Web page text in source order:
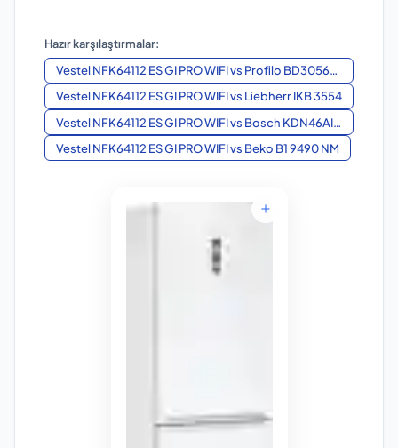
Hazır karşılaştırmalar:
Vestel NFK64112 ES GI PRO WIFIvs Profilo BD3056WFVN
Vestel NFK64112 ES GI PRO WIFIvs Liebherr IKB 3554
Vestel NFK64112 ES GI PRO WIFIvs Bosch KDN46AI32N
Vestel NFK64112 ES GI PRO WIFIvs Beko B1 9490 NM